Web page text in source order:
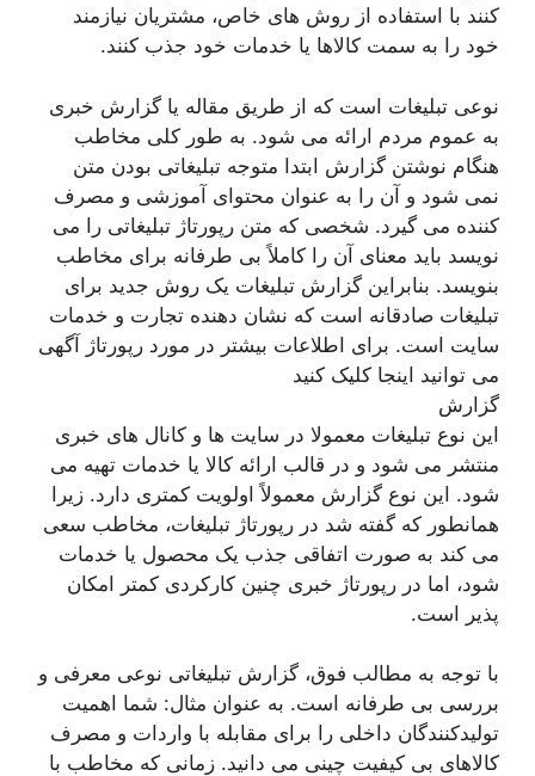
کنند با استفاده از روش های خاص، مشتریان نیازمند
خود را به سمت کالاها یا خدمات خود جذب کنند.
نوعی تبلیغات است که از طریق مقاله یا گزارش خبری
به عموم مردم ارائه می شود. به طور کلی مخاطب
هنگام نوشتن گزارش ابتدا متوجه تبلیغاتی بودن متن
نمی شود و آن را به عنوان محتوای آموزشی و مصرف
کننده می گیرد. شخصی که متن رپورتاژ تبلیغاتی را می
نویسد باید معنای آن را کاملاً بی طرفانه برای مخاطب
بنویسد. بنابراین گزارش تبلیغات یک روش جدید برای
تبلیغات صادقانه است که نشان دهنده تجارت و خدمات
سایت است. برای اطلاعات بیشتر در مورد رپورتاژ آگهی
می توانید اینجا کلیک کنید
گزارش
این نوع تبلیغات معمولا در سایت ها و کانال های خبری
منتشر می شود و در قالب ارائه کالا یا خدمات تهیه می
شود. این نوع گزارش معمولاً اولویت کمتری دارد. زیرا
همانطور که گفته شد در رپورتاژ تبلیغات، مخاطب سعی
می کند به صورت اتفاقی جذب یک محصول یا خدمات
شود، اما در رپورتاژ خبری چنین کارکردی کمتر امکان
پذیر است.
با توجه به مطالب فوق، گزارش تبلیغاتی نوعی معرفی و
بررسی بی طرفانه است. به عنوان مثال: شما اهمیت
تولیدکنندگان داخلی را برای مقابله با واردات و مصرف
کالاهای بی کیفیت چینی می دانید. زمانی که مخاطب با